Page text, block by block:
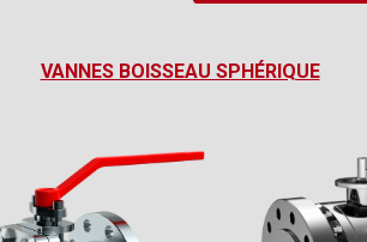
VANNES BOISSEAU SPHÉRIQUE